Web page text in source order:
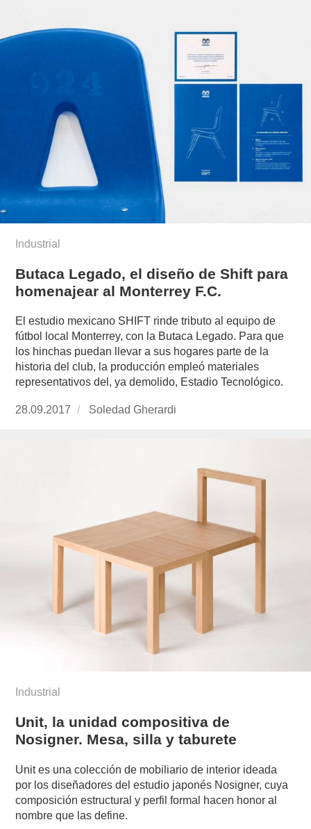
Industrial
Butaca Legado, el diseño de Shift para
homenajear al Monterrey F.C.
El estudio mexicano SHIFT rinde tributo al equipo de
fútbol local Monterrey, con la Butaca Legado. Para que
los hinchas puedan llevar a sus hogares parte de la
historia del club, la producción empleó materiales
representativos del, ya demolido, Estadio Tecnológico.
Publicado
28.09.2017
https://www.experimenta.es/author/soledad-
Soledad Gherardi
Industrial
Unit, la unidad compositiva de
Nosigner. Mesa, silla y taburete
Unit es una colección de mobiliario de interior ideada
por los diseñadores del estudio japonés Nosigner, cuya
composición estructural y perfil formal hacen honor al
nombre que las define.